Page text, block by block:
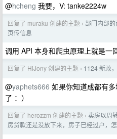
@hcheng 我要，V: tanke2224w
回复了 muraku 创建的主题 › 部门内部
页传信息
调用 API 本身和爬虫原理上就是一
回复了 HiJony 创建的主题 › 1124 新政
@yaphets666 如果你知道成都有
了 ：）
回复了 herozzm 创建的主题 › 卖房以周
房贷款还是没放下来，房子已经过户，怎